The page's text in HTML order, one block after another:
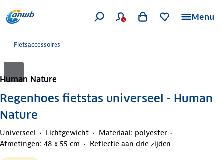
Menu
Fietsaccessoires
Human Nature
Regenhoes fietstas universeel - Human
Nature
Universeel Lichtgewicht
Materiaal: polyester
Afmetingen: 48 x 55 cm
Reflectie aan drie zijden